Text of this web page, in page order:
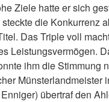
Ziele hatte er sich
die Konkurrenz
Das Triple voll
ihm die Stimmung
Münsterlandmeister
übertraf den